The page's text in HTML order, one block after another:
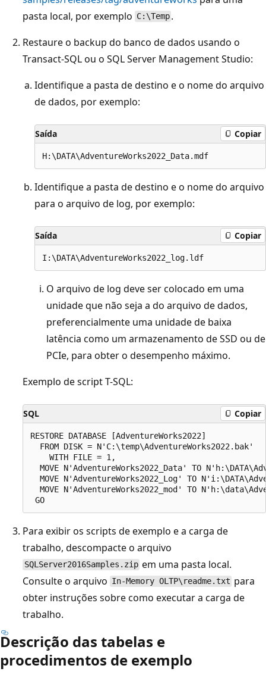
pasta local, por exemplo C:\Temp .
Restaure o backup do banco de dados usando o
Transact-SQL ou o SQL Server Management Studio:
Identifique a pasta de destino e o nome do arquivo
de dados, por exemplo:
Saída Copiar
Identifique a pasta de destino e o nome do arquivo
para o arquivo de log, por exemplo:
Saída Copiar
O arquivo de log deve ser colocado em uma
unidade que não seja a do arquivo de dados,
preferencialmente uma unidade de baixa
latência como um armazenamento de SSD ou de
PCIe, para obter o desempenho máximo.
Exemplo de script T-SQL:
SQL Copiar
RESTORE DATABASE [AdventureWorks2022]
  FROM DISK = N'C:\temp\AdventureWorks2022.bak'
    WITH FILE = 1,
MOVE N'AdventureWorks2022_Data' TO
MOVE N'AdventureWorks2022_Log' TO
MOVE N'AdventureWorks2022_mod' TO
Para exibir os scripts de exemplo e a carga de
trabalho, descompacte o arquivo
SQLServer2016Samples.zip em uma pasta local.
Consulte o arquivo In-Memory OLTP\readme.txt para
obter instruções sobre como executar a carga de
trabalho.
Descrição das tabelas e
procedimentos de exemplo